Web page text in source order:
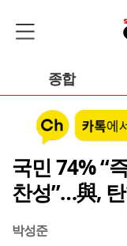
종합
국민 74% “
찬성”…與,
박성준